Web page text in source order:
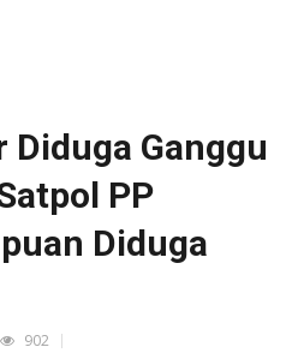
Diduga Ganggu
PP
Diduga
902